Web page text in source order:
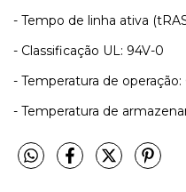
- Tempo de linha ativa
- Classificação UL: 94V-0
- Temperatura de operação:
- Temperatura de